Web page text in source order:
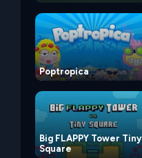
Poptropica
Big FLAPPY Tower Tiny
Square